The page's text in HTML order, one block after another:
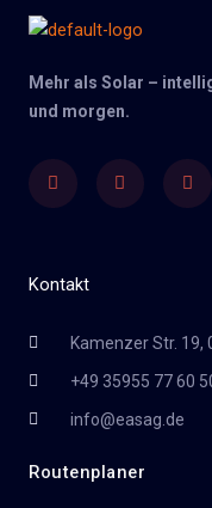
Mehr als Solar –
und morgen.
FacebookTwitter
Kontakt
Kamenzer Str. 19,
+49 35955 77 60
info@easag.de
Routenplaner